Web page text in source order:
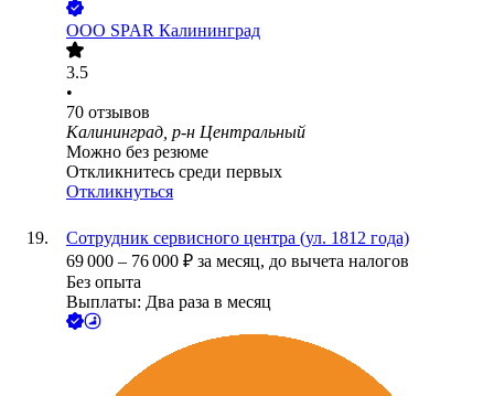
ООО SPAR Калининград
3.5
•
70 отзывов
Калининград, р-н Центральный
Можно без резюме
Откликнитесь среди первых
Откликнуться
Сотрудник сервисного центра (ул. 1812 года)
69 000 – 76 000 ₽ за месяц, до вычета налогов
Без опыта
Выплаты: Два раза в месяц